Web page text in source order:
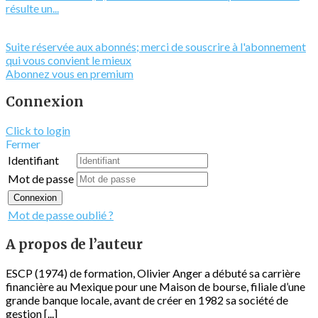
résulte un...
Suite réservée aux abonnés; merci de souscrire à l'abonnement
qui vous convient le mieux
Abonnez vous en premium
Connexion
Click to login
Fermer
Identifiant
Mot de passe
Connexion
Mot de passe oublié ?
A propos de l’auteur
ESCP (1974) de formation, Olivier Anger a débuté sa carrière
financière au Mexique pour une Maison de bourse, filiale d’une
grande banque locale, avant de créer en 1982 sa société de
gestion [...]